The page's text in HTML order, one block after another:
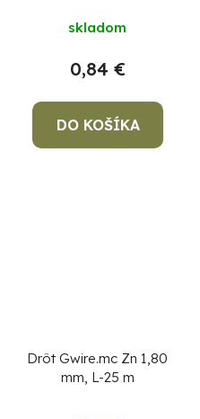
skladom
0,84 €
DO KOŠÍKA
Drôt Gwire.mc Zn 1,80
mm, L-25 m